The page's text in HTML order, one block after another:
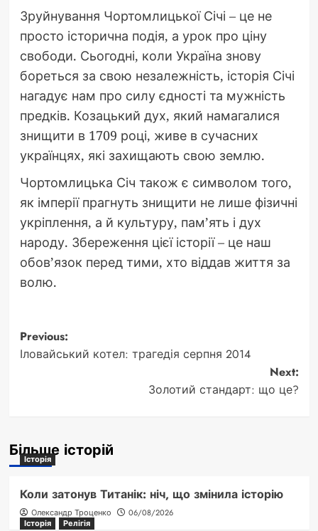
Зруйнування Чортомлицької Січі – це не
просто історична подія, а урок про ціну
свободи. Сьогодні, коли Україна знову
бореться за свою незалежність, історія Січі
нагадує нам про силу єдності та мужність
предків. Козацький дух, який намагалися
знищити в 1709 році, живе в сучасних
українцях, які захищають свою землю.
Чортомлицька Січ також є символом того,
як імперії прагнуть знищити не лише фізичні
укріплення, а й культуру, пам’ять і дух
народу. Збереження цієї історії – це наш
обов’язок перед тими, хто віддав життя за
волю.
Post
navigation
Previous:
Іловайський котел: трагедія серпня 2014
Next:
Золотий стандарт: що це?
Більше історій
Історія
Коли затонув Титанік: ніч, що змінила історію
Олександр Троценко
06/08/2026
Історія
Релігія